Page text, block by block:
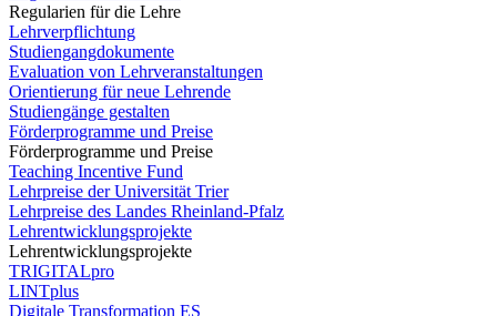
Regularien für die Lehre
Lehrverpflichtung
Studiengangdokumente
Evaluation von Lehrveranstaltungen
Orientierung für neue Lehrende
Studiengänge gestalten
Förderprogramme und Preise
Förderprogramme und Preise
Teaching Incentive Fund
Lehrpreise der Universität Trier
Lehrpreise des Landes Rheinland-Pfalz
Lehrentwicklungsprojekte
Lehrentwicklungsprojekte
TRIGITALpro
LINTplus
Digitale Transformation ES